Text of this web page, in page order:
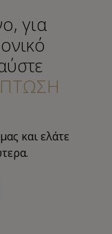
για
και ελάτε